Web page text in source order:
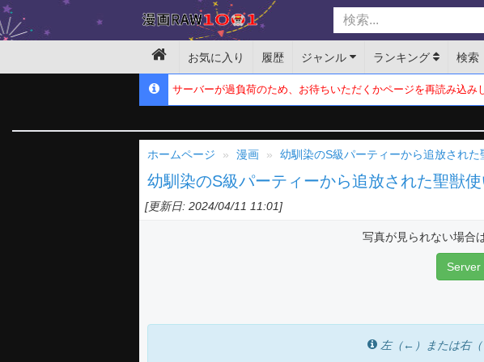
お気に入り 履歴 ジャンル ランキング 検索
サーバーが過負荷のため、お待ちいただくかページを再読み込み
ホームページ 漫画 幼馴染のS級パーティーから追放され
幼馴染のS級パーティーから追放された聖獣
[更新日: 2024/04/11 11:01]
写真が見られない場合
Server
左（←）または右